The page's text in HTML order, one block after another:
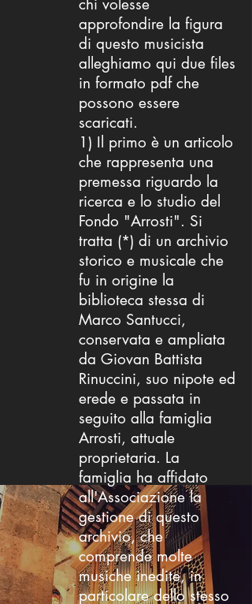
chi volesse
approfondire la figura
di questo musicista
alleghiamo qui due files
in formato pdf che
possono essere
scaricati.
1) Il primo è un articolo
che rappresenta una
premessa riguardo la
ricerca e lo studio del
Fondo "Arrosti". Si
tratta (*) di un archivio
storico e musicale che
fu in origine la
biblioteca stessa di
Marco Santucci,
conservata e ampliata
da Giovan Battista
Rinuccini, suo nipote ed
erede e passata in
seguito alla famiglia
Arrosti, attuale
proprietaria. La
famiglia ha affidato
all'Associazione la
gestione di questo
archivio, che
comprende molte
musiche inedite, in
particolare dello stesso